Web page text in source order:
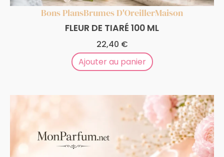
Bons PlansBrumes D'OreillerMaison
FLEUR DE TIARÉ 100 ML
22,40 €
Ajouter au panier